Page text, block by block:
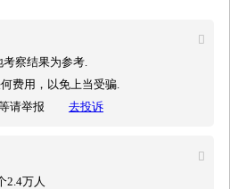

察结果为参考.
费用，以免上当受骗.
请举报
去投诉

2.4万人